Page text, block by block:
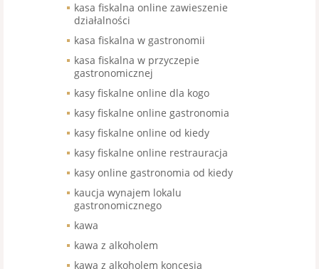
kasa fiskalna online zawieszenie
działalności
kasa fiskalna w gastronomii
kasa fiskalna w przyczepie
gastronomicznej
kasy fiskalne online dla kogo
kasy fiskalne online gastronomia
kasy fiskalne online od kiedy
kasy fiskalne online restrauracja
kasy online gastronomia od kiedy
kaucja wynajem lokalu
gastronomicznego
kawa
kawa z alkoholem
kawa z alkoholem koncesja